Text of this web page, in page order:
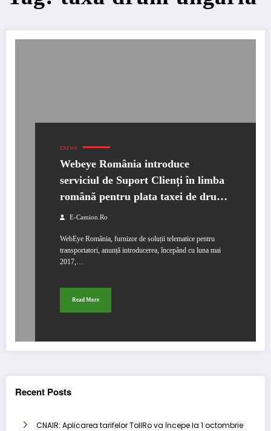
ENEWS
Webeye România introduce
serviciul de Suport Clienți în limba
română pentru plata taxei de drum
în Ungaria
E-Camion.ro
WebEye România, furnizor de soluții telematice pentru
transportatori, anunță introducerea, începând cu luna mai
2017,…
Read More
Recent Posts
CNAIR: Aplicarea tarifelor TollRo va începe la 1 octombrie